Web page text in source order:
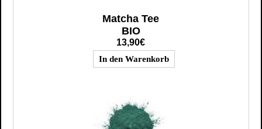
Matcha Tee
BIO
13,90€